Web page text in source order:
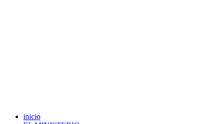
inicio